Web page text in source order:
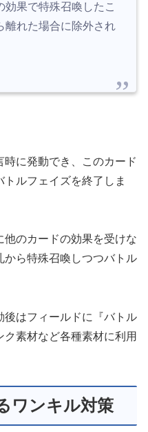
効果で特殊召喚したこ
離れた場合に除外され
に発動でき、このカード
ルフェイズを終了しま
他のカードの効果を受けな
から特殊召喚しつつバトル
後はフィールドに『バトル
素材など各種素材に利用
ワンキル対策